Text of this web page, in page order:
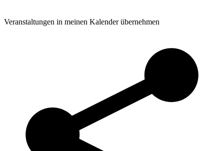
Veranstaltungen in meinen Kalender übernehmen